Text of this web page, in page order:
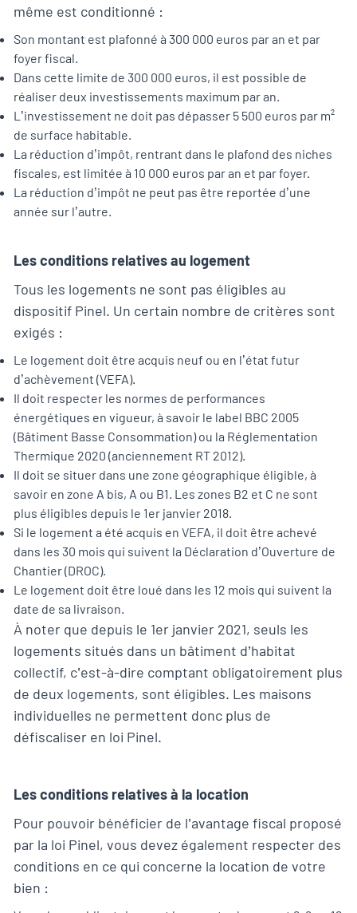
même est conditionné :
Son montant est plafonné à 300 000 euros par an et par
foyer fiscal.
Dans cette limite de 300 000 euros, il est possible de
réaliser deux investissements maximum par an.
L’investissement ne doit pas dépasser 5 500 euros par m²
de surface habitable.
La réduction d’impôt, rentrant dans le plafond des niches
fiscales, est limitée à 10 000 euros par an et par foyer.
La réduction d’impôt ne peut pas être reportée d’une
année sur l’autre.
Les conditions relatives au logement
Tous les logements ne sont pas éligibles au
dispositif Pinel. Un certain nombre de critères sont
exigés :
Le logement doit être acquis neuf ou en l’état futur
d’achèvement (VEFA).
Il doit respecter les normes de performances
énergétiques en vigueur, à savoir le label BBC 2005
(Bâtiment Basse Consommation) ou la Réglementation
Thermique 2020 (anciennement RT 2012).
Il doit se situer dans une zone géographique éligible, à
savoir en zone A bis, A ou B1. Les zones B2 et C ne sont
plus éligibles depuis le 1er janvier 2018.
Si le logement a été acquis en VEFA, il doit être achevé
dans les 30 mois qui suivent la Déclaration d’Ouverture de
Chantier (DROC).
Le logement doit être loué dans les 12 mois qui suivent la
date de sa livraison.
À noter que depuis le 1er janvier 2021, seuls les
logements situés dans un bâtiment d’habitat
collectif, c’est-à-dire comptant obligatoirement plus
de deux logements, sont éligibles. Les maisons
individuelles ne permettent donc plus de
défiscaliser en loi Pinel.
Les conditions relatives à la location
Pour pouvoir bénéficier de l’avantage fiscal proposé
par la loi Pinel, vous devez également respecter des
conditions en ce qui concerne la location de votre
bien :